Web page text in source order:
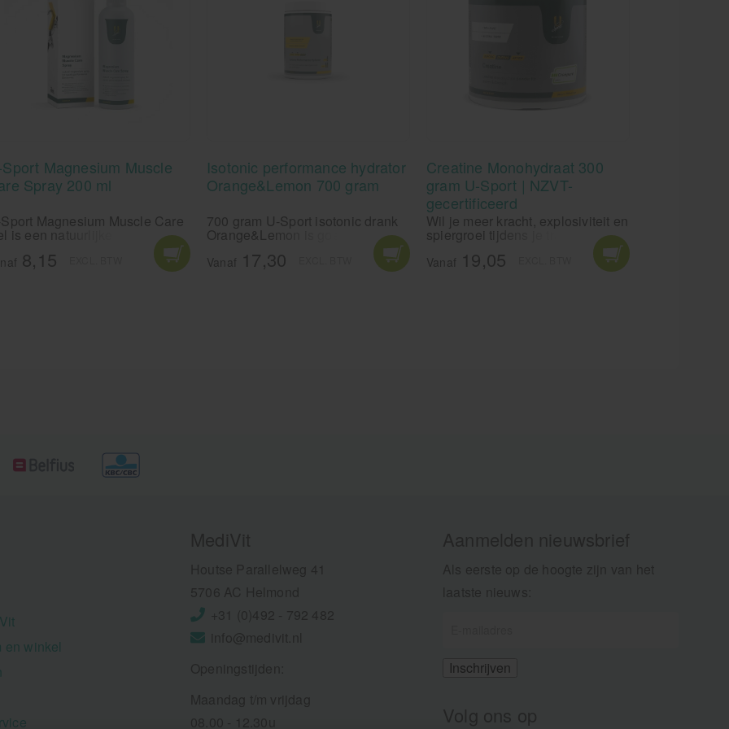
Sport Magnesium Muscle
Spray 200 ml
Magnesium Muscle Care
is een natuurlijke magnesium
voor het bevorderen
8,15
Isotonic performance hydrator
Orange&Lemon 700 gram
700 gram U-Sport isotonic drank
Orange&Lemon is goed voor 10
liter Isotone dorstlesser. Hoge
kwaliteit isotone drank. Reguleert
vocht-en mineralenbalans tijdens
Vanaf 17,30
Creatine Monohydraat 300
gram U-Sport | NZVT-
gecertificeerd
Wil je meer kracht, explosiviteit en
spiergroei tijdens je trainingen?
U-Sport Creatine Monohydraat
bevat 100% Creapure: de
Vanaf 19,05
en winkel